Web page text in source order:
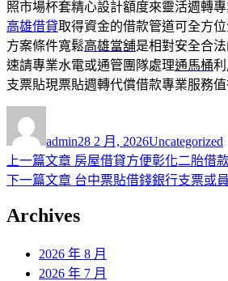
照市場杯套精心設計額度來靈活週轉
高雄借貸取得資金的借款管道可全方
方案條件寬鬆高雄當舖是相對安全合
速請專業水電或通管團隊處理通馬桶
支票貼現票貼週轉代償借款專業服務
者
admin佈
日
期:
28 2 月, 2026類
Uncategorized
文
章
導
上一篇文章 上
一
文
房屋借貸方便彰化二胎借
下一篇文章 下
篇
章:
台中票貼借錢銀行支票或
Archives
2026 年 8 月
2026 年 7 月